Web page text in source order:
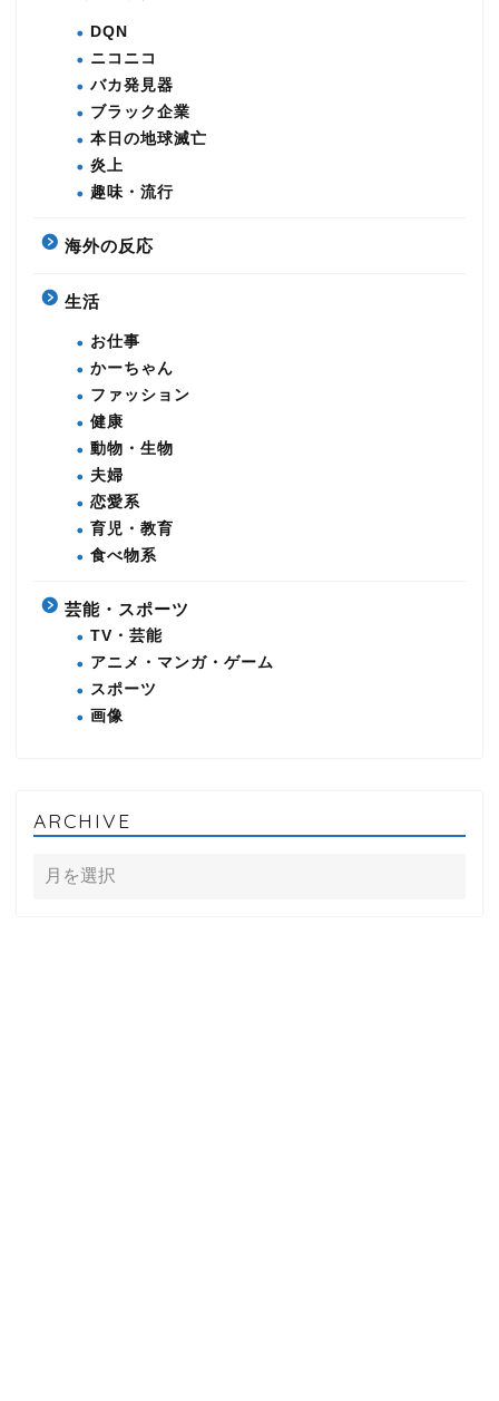
DQN
ニコニコ
バカ発見器
ブラック企業
本日の地球滅亡
炎上
趣味・流行
海外の反応
生活
お仕事
かーちゃん
ファッション
健康
動物・生物
夫婦
恋愛系
育児・教育
食べ物系
芸能・スポーツ
TV・芸能
アニメ・マンガ・ゲーム
スポーツ
画像
ARCHIVE